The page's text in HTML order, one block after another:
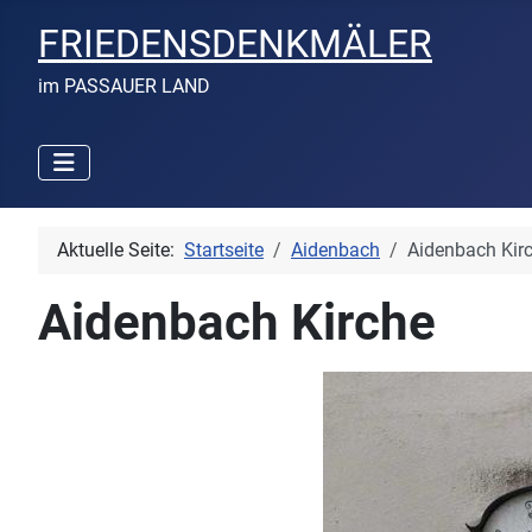
FRIEDENSDENKMÄLER
im PASSAUER LAND
Aktuelle Seite: Startseite Aidenbach Aidenbach
Aidenbach Kirche